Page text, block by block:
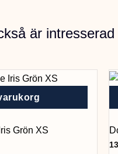
är
Grön XS